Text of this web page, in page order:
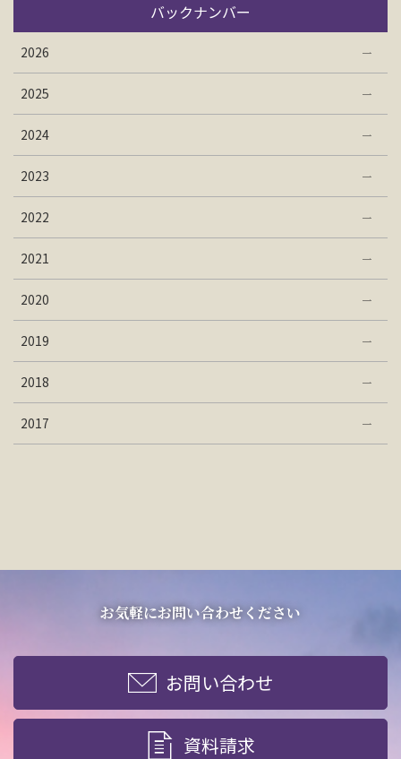
バックナンバー
2026
2025
2024
2023
2022
2021
2020
2019
2018
2017
お気軽にお問い合わせください
お問い合わせ
資料請求